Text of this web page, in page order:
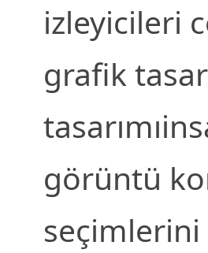
izleyicileri
grafik
görüntü